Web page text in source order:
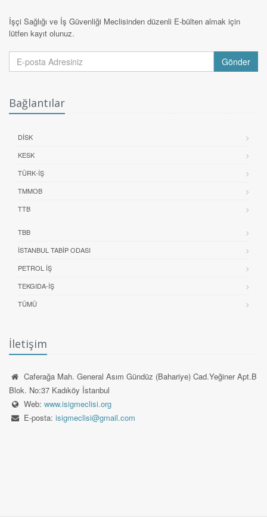
İşçi Sağlığı ve İş Güvenliği Meclisinden düzenli E-bülten almak için
lütfen kayıt olunuz.
Gönder
Bağlantılar
DİSK
KESK
TÜRK-İŞ
TMMOB
TTB
TBB
İSTANBUL TABIP ODASI
PETROL İŞ
TEKGIDA-İŞ
TÜMÜ
İletişim
Caferağa Mah. General Asım Gündüz (Bahariye) Cad.Yeğiner Apt.B
Blok. No:37 Kadıköy İstanbul
Web: www.isigmeclisi.org
E-posta: isigmeclisi@gmail.com